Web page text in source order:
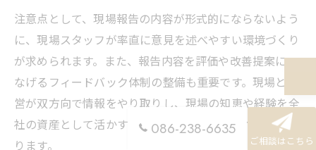
注意点として、現場報告の内容が形式的にならないよう
に、現場スタッフが率直に意見を述べやすい環境づくり
が求められます。また、報告内容を評価や改善提案につ
なげるフィードバック体制の整備も重要です。現場と経
営が双方向で情報をやり取りし、現場の知恵や経験を全
社の資産として活かすことが、持続的な成長への鍵とな
ります。
086-238-6635
ご相談はこちら